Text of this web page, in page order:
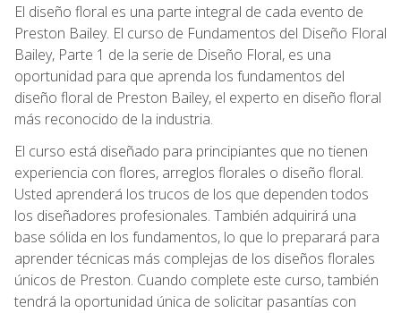
El diseño floral es una parte integral de cada evento de
Preston Bailey. El curso de Fundamentos del Diseño Floral
Bailey, Parte 1 de la serie de Diseño Floral, es una
oportunidad para que aprenda los fundamentos del
diseño floral de Preston Bailey, el experto en diseño floral
más reconocido de la industria.
El curso está diseñado para principiantes que no tienen
experiencia con flores, arreglos florales o diseño floral.
Usted aprenderá los trucos de los que dependen todos
los diseñadores profesionales. También adquirirá una
base sólida en los fundamentos, lo que lo preparará para
aprender técnicas más complejas de los diseños florales
únicos de Preston. Cuando complete este curso, también
tendrá la oportunidad única de solicitar pasantías con